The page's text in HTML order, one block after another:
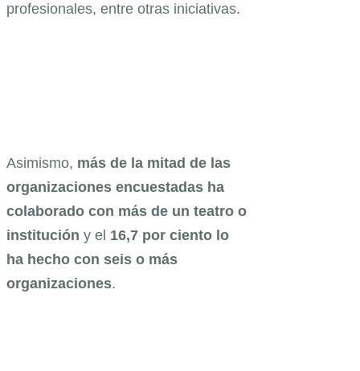
profesionales, entre otras iniciativas.
Asimismo, más de la mitad de las
organizaciones encuestadas ha
colaborado con más de un teatro o
institución y el 16,7 por ciento lo
ha hecho con seis o más
organizaciones.